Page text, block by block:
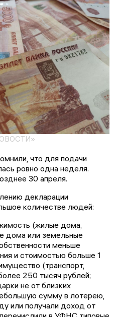
что для подачи
ровно одна неделя.
30 апреля.
декларации
количестве людей:
(жилые дома,
дома или земельные
меньше
и стоимостью больше 1
(транспорт,
250 тысяч рублей;
не от близких
сумму в лотерею,
или получали доход от